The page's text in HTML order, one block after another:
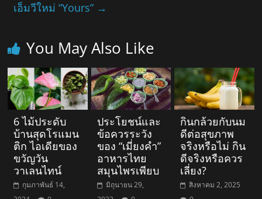
เอ็มวีใหม่ “Yours” →
You May Also Like
6 ไม้ประดับ
บ้านสุดโรแมน
ติก ไอเดียของ
ขวัญวัน
วาเลนไทน์
กุมภาพันธ์ 14,
ประโยชน์และ
ข้อควรระวัง
ของ “เมี่ยงคำ”
อาหารไทย
สมุนไพรเพียบ
มิถุนายน 29,
กินกล้วยกับนม
ดีต่อสุขภาพ
จริงหรือไม่ กิน
ดีจริงหรือควร
เลี่ยง?
สิงหาคม 2, 2025